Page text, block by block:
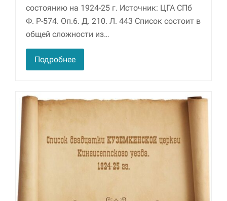
состоянию на 1924-25 г. Источник: ЦГА СПб
Ф. Р-574. Оп.6. Д. 210. Л. 443 Список состоит в
общей сложности из…
Подробнее